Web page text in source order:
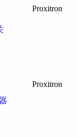
Proxitron
Proxitron